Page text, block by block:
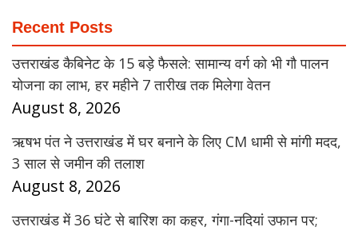
Recent Posts
उत्तराखंड कैबिनेट के 15 बड़े फैसले: सामान्य वर्ग को भी गौ पालन
योजना का लाभ, हर महीने 7 तारीख तक मिलेगा वेतन
August 8, 2026
ऋषभ पंत ने उत्तराखंड में घर बनाने के लिए CM धामी से मांगी मदद,
3 साल से जमीन की तलाश
August 8, 2026
उत्तराखंड में 36 घंटे से बारिश का कहर, गंगा-नदियां उफान पर;